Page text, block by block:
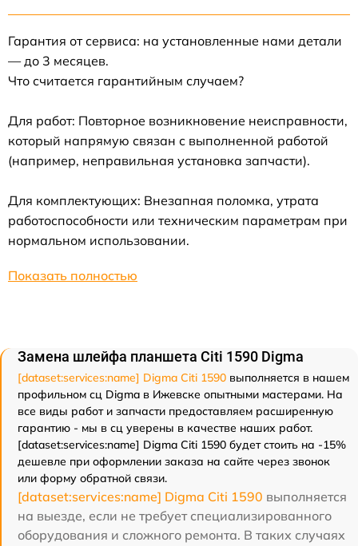
Гарантия от сервиса: на установленные нами детали
— до 3 месяцев.
Что считается гарантийным случаем?
Для работ: Повторное возникновение неисправности,
который напрямую связан с выполненной работой
(например, неправильная установка запчасти).
Для комплектующих: Внезапная поломка, утрата
работоспособности или техническим параметрам при
нормальном использовании.
Показать полностью
Замена шлейфа планшета Citi 1590 Digma
[dataset:services:name] Digma Citi 1590 выполняется в нашем
профильном сц Digma в Ижевске опытными мастерами. На
все виды работ и запчасти предоставляем расширенную
гарантию - мы в сц уверены в качестве наших работ.
[dataset:services:name] Digma Citi 1590 будет стоить на -15%
дешевле при оформлении заказа на сайте через звонок
или форму обратной связи.
[dataset:services:name] Digma Citi 1590 выполняется
на выезде, если не требует специализированного
оборудования и сложного ремонта. В таких случаях